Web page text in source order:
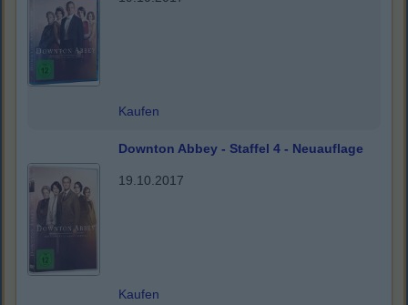
Kaufen
Downton Abbey - Staffel 4 - Neuauflage
19.10.2017
Kaufen